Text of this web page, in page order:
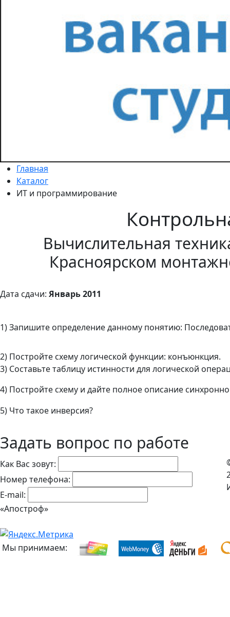
Главная
Каталог
ИТ и программирование
Вычислительная
Красноярском
Дата сдачи: Январь 2011
1) Запишите определение данному понятию:
2) Постройте схему логической функции: конъюнкция.
3) Составьте таблицу истинности для логической
4) Постройте схему и дайте полное описание
5) Что такое инверсия?
Задать вопрос по работе
Как Вас зовут:
Номер телефона:
E-mail:
«Апостроф»
Мы принимаем: